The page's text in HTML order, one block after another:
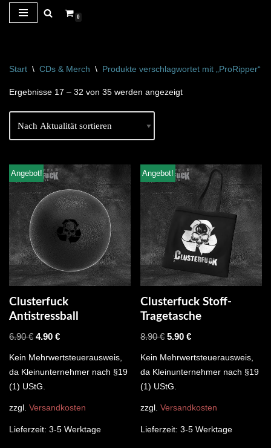
0
Start \ CDs & Merch \ Produkte verschlagwortet mit „ProRipper“
Ergebnisse 17 – 32 von 35 werden angezeigt
Angebot!
Clusterfuck
Antistressball
6.90€ 4.90 €
Kein Mehrwertsteuerausweis,
da Kleinunternehmer nach §19
(1) UStG.
zzgl. Versandkosten
Lieferzeit: 3-5 Werktage
Angebot!
Clusterfuck Stoff-
Tragetasche
8.90€ 5.90€
Kein Mehrwertsteuerausweis,
da Kleinunternehmer nach §19
(1) UStG.
zzgl.Versandkosten
Lieferzeit:3-5 Werktage